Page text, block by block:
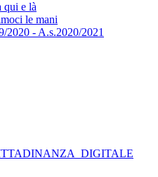
qui e là
le mani
2020 - A.s.2020/2021